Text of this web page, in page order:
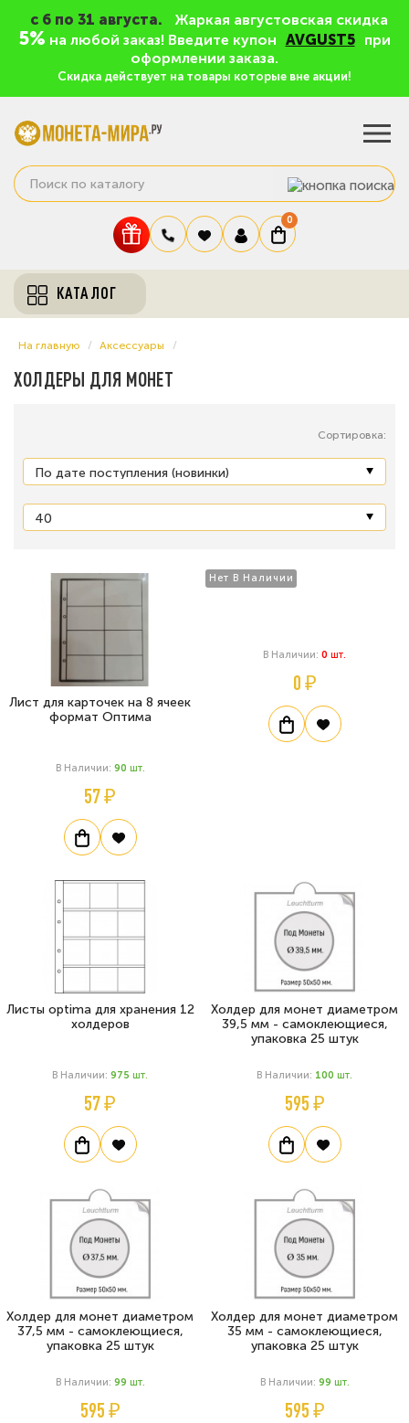
c 6 по 31 августа. Жаркая августовская скидка
5% на любой заказ! Введите купон AVGUST5
при
оформлении заказа.
Скидка действует на товары которые вне акции!
0
КАТАЛОГ
На главную Аксессуары
ХОЛДЕРЫ ДЛЯ МОНЕТ
Сортировка:
Лист для карточек на 8 ячеек
формат Оптима
В Наличии: 90 Шт.
57 ₽
Нет В Наличии
В Наличии: 0 Шт.
0 ₽
Листы optima для хранения 12
холдеров
В Наличии: 975 Шт.
57 ₽
Холдер для монет диаметром
39,5 мм - самоклеющиеся,
упаковка 25 штук
В Наличии: 100 Шт.
595 ₽
Холдер для монет диаметром
37,5 мм - самоклеющиеся,
упаковка 25 штук
В Наличии: 99 Шт.
595 ₽
Холдер для монет диаметром
35 мм - самоклеющиеся,
упаковка 25 штук
В Наличии: 99 Шт.
595 ₽